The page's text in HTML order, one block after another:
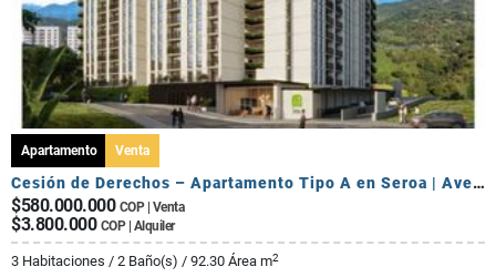
Apartamento Venta
Cesión de Derechos – Apartamento Tipo A en Seroa | Avenida Centenario
$580.000.000 COP | Venta
$3.800.000 COP | Alquiler
3 Habitaciones / 2 Baño(s) / 92.30 Área m2